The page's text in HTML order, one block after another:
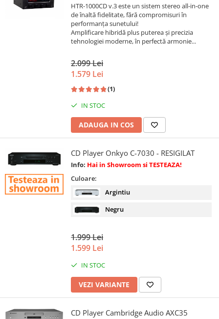
HTR-1000CD v.3 este un sistem stereo all-in-one
de înaltă fidelitate, fără compromisuri în
performanța sunetului!
Amplificare hibridă plus puterea și precizia
tehnologiei moderne, în perfectă armonie...
2.099 Lei
1.579 Lei
(1)
IN STOC
ADAUGA IN COS
CD Player Onkyo C-7030 - RESIGILAT
Info: Hai in Showroom si TESTEAZA!
Culoare:
Argintiu
Negru
1.999 Lei
1.599 Lei
IN STOC
VEZI VARIANTE
CD Player Cambridge Audio AXC35